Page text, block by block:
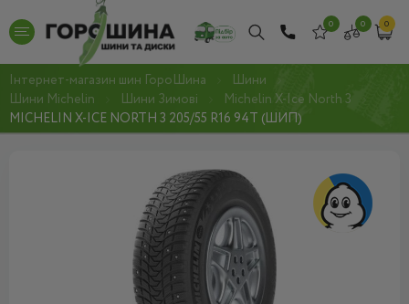
0 0 0
Інтернет-магазин шин ГороШина
Шини
Шини Michelin
Шини Зимові
Michelin X-Ice North 3
MICHELIN X-ICE NORTH 3 205/55 R16 94T (ШИП)